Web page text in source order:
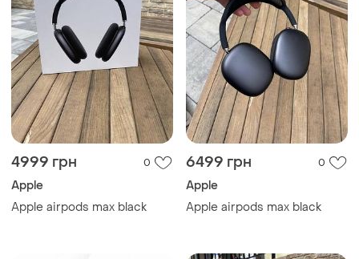
4999 грн 0
Apple
Apple airpods max black
6499 грн 0
Apple
Apple airpods max black